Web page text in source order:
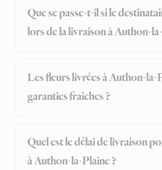
Que se passe-t-il si le
lors de la livraison à Authon-
Les fleurs livrées à Authon-la-
garanties fraîches ?
Quel est le délai de livraison
à Authon-la-Plaine ?